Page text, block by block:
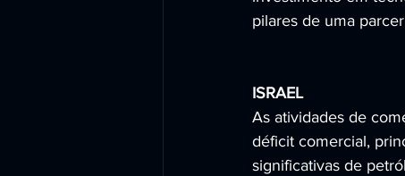
pilares de uma
ISRAEL
As atividades de
déficit comercial,
significativas de